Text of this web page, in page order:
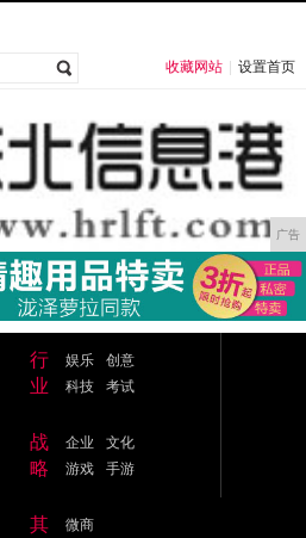
收藏网站 设置首页
广告
行
业
娱乐
创意
科技
考试
战
略
企业
文化
游戏
手游
其
微商